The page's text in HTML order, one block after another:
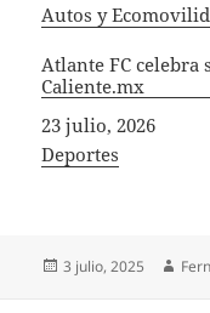
In relation to
Autos y
Atlante FC celebra
Caliente.mx
Fecha
23 julio, 2026
In relation to
Deportes
Publicado
3 julio, 2025